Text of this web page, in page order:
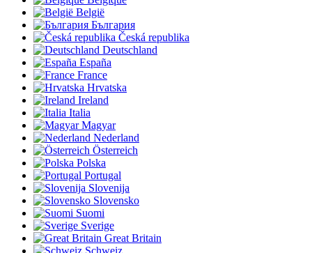
België
България
Česká republika
Deutschland
España
France
Hrvatska
Ireland
Italia
Magyar
Nederland
Österreich
Polska
Portugal
Slovenija
Slovensko
Suomi
Sverige
Great Britain